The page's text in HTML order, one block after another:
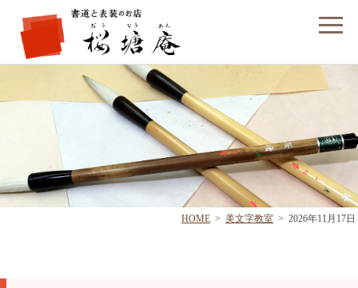
フォームでのお問い合わせ
HOME > 美文字教室 > 2026年11月17日